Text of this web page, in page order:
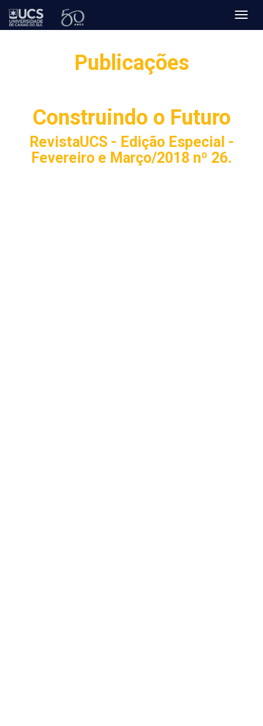
Publicações
Construindo o Futuro
RevistaUCS - Edição Especial -
Fevereiro e Março/2018 nº 26.